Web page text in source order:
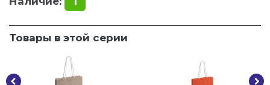
Товары в этой серии